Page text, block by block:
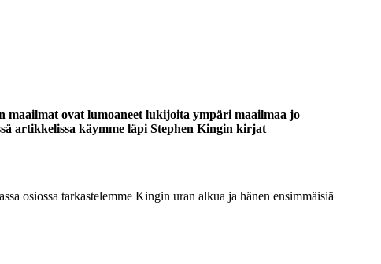
ovat lumoaneet lukijoita ympäri maailmaa jo
artikkelissa käymme läpi Stephen Kingin kirjat
osiossa tarkastelemme Kingin uran alkua ja hänen ensimmäisiä